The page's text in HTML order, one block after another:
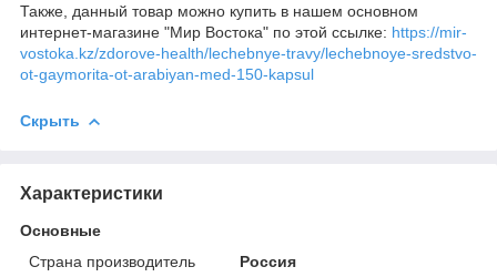
Также, данный товар можно купить в нашем основном
интернет-магазине "Мир Востока" по этой ссылке: https://mir-
vostoka.kz/zdorove-health/lechebnye-travy/lechebnoye-sredstvo-
ot-gaymorita-ot-arabiyan-med-150-kapsul
Скрыть
Характеристики
Основные
Страна производитель
Россия